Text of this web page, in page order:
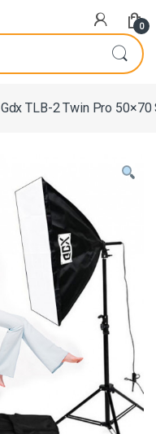
0
Gdx TLB-2 Twin Pro